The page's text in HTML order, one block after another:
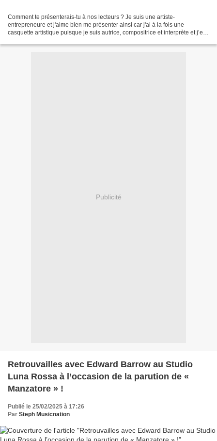
Comment te présenterais-tu à nos lecteurs ? Je suis une artiste-
entrepreneure et j'aime bien me présenter ainsi car j'ai à la fois une
casquette artistique puisque je suis autrice, compositrice et interprète et j’en
Publicité
Retrouvailles avec Edward Barrow au Studio
Luna Rossa à l’occasion de la parution de «
Manzatore » !
Publié le 25/02/2025 à 17:26
Par Steph Musicnation